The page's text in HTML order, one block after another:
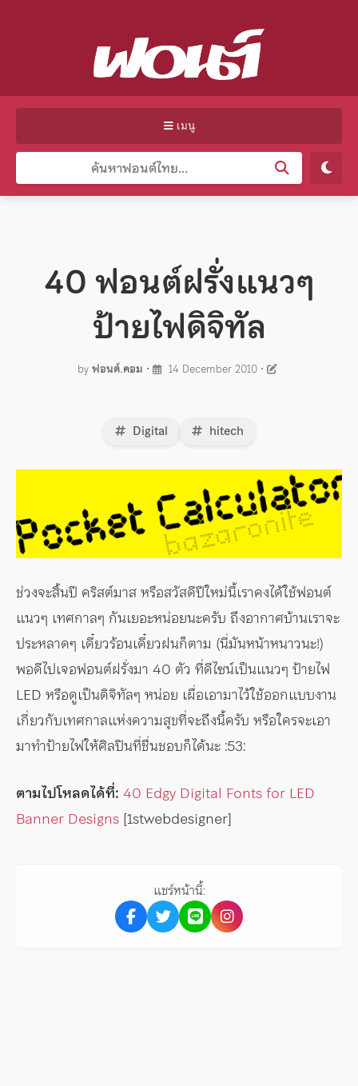
เมนู
40 ฟอนต์ฝรั่งแนวๆ
ป้ายไฟดิจิทัล
byฟอนต์.คอม • 14 December 2010•
Digital hitech
ช่วงจะสิ้นปี คริสต์มาส หรือสวัสดีปีใหม่นี้เราคงได้ใช้ฟอนต์
แนวๆ เทศกาลๆ กันเยอะหน่อยนะครับ ถึงอากาศบ้านเราจะ
ประหลาดๆ เดี๋ยวร้อนเดี๋ยวฝนก็ตาม (นี่มันหน้าหนาวนะ!)
พอดีไปเจอฟอนต์ฝรั่งมา 40 ตัว ที่ดีไซน์เป็นแนวๆ ป้ายไฟ
LED หรือดูเป็นดิจิทัลๆ หน่อย เผื่อเอามาไว้ใช้ออกแบบงาน
เกี่ยวกับเทศกาลแห่งความสุขที่จะถึงนี้ครับ หรือใครจะเอา
มาทำป้ายไฟให้ศิลปินที่ชื่นชอบก็ได้นะ :53:
ตามไปโหลดได้ที่: 40 Edgy Digital Fonts for LED
Banner Designs [1stwebdesigner]
แชร์หน้านี้: